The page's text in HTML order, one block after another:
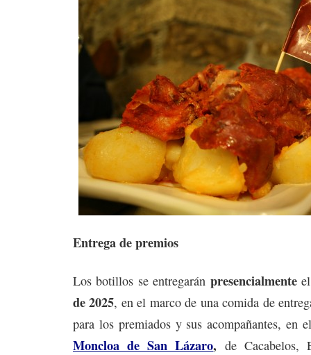
Entrega de premios
Los botillos se entregarán presencialmente
de 2025, en el marco de una comida de
para los premiados y sus acompañantes, en
Moncloa de San Lázaro, de